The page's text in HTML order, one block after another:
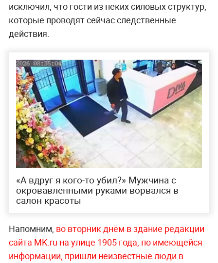
исключил, что гости из неких силовых структур,
которые проводят сейчас следственные
действия.
«А вдруг я кого-то убил?» Мужчина с
окровавленными руками ворвался в
салон красоты
Напомним, во вторник днём в здание редакции
сайта MK.ru на улице 1905 года, по имеющейся
информации, пришли неизвестные люди в